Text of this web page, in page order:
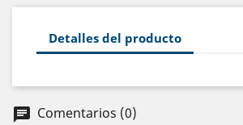
Detalles del producto
chat Comentarios (0)